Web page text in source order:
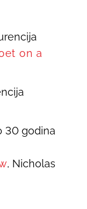
on a
30 godina
, Nicholas